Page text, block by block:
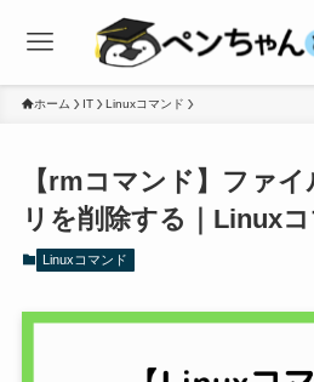
ホーム IT Linuxコマンド
【rmコマンド】ファ
リを削除する｜Linux
Linuxコマンド